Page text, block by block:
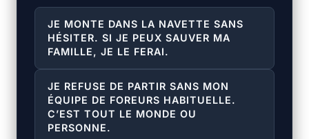
JE MONTE DANS LA NAVETTE SANS
HÉSITER. SI JE PEUX SAUVER MA
FAMILLE, JE LE FERAI.
JE REFUSE DE PARTIR SANS MON
ÉQUIPE DE FOREURS HABITUELLE.
C’EST TOUT LE MONDE OU
PERSONNE.